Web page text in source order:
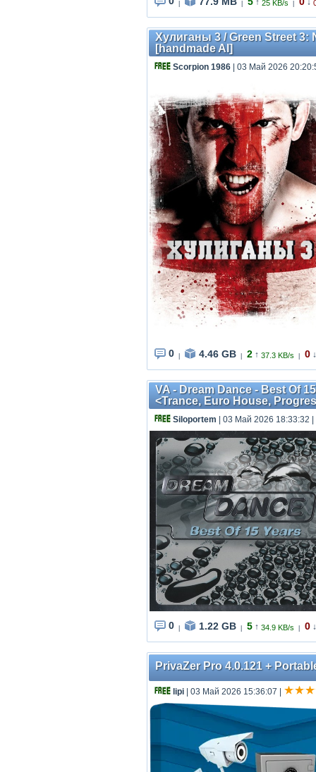
↑ 25 KB/s ↓
Хулиганы 3 / Green Street 3:
[handmade AI]
Scorpion 1986 | 03 Май 2026
0 4.46 GB 2 ↑ 37.3 KB/s 0 ↓
VA - Dream Dance - Best Of
<Trance, Euro House,
Siloportem | 03 Май 2026 18:33:32
0 1.22 GB 5 ↑ 34.9 KB/s 0 ↓
PrivaZer Pro 4.0.121 +
lipi | 03 Май 2026 15:36:07